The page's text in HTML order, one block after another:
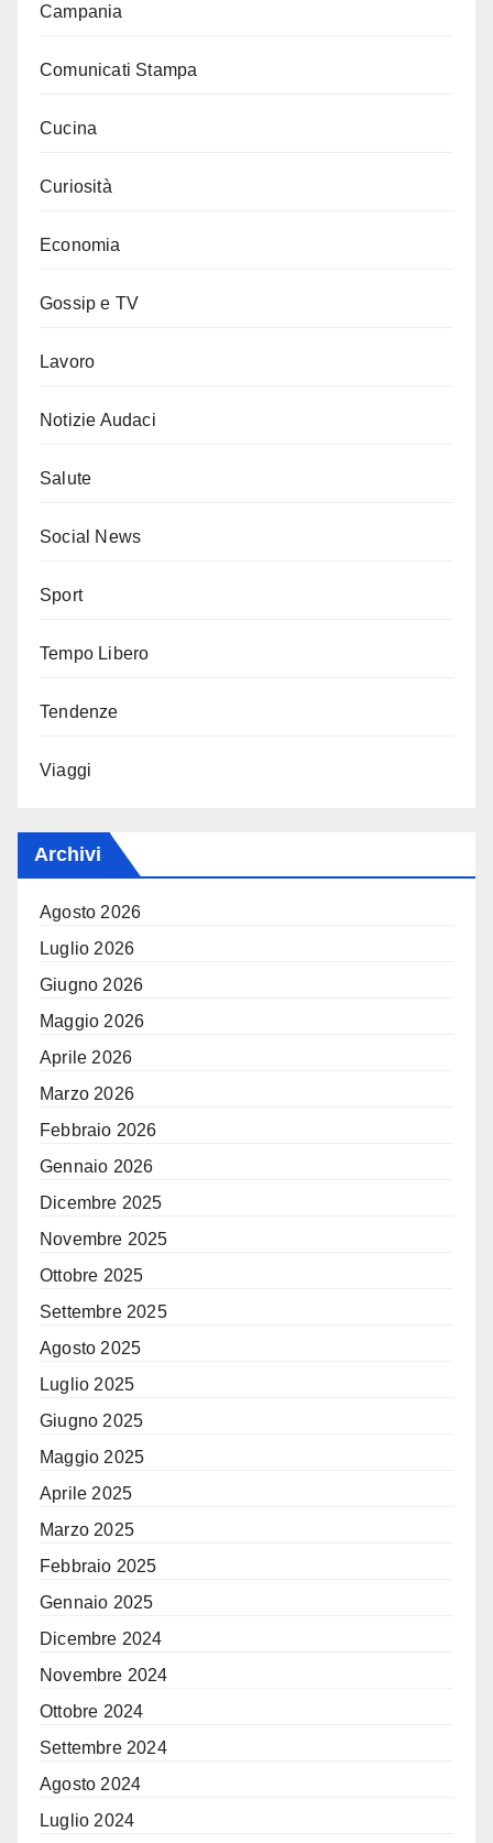
Campania
Comunicati Stampa
Cucina
Curiosità
Economia
Gossip e TV
Lavoro
Notizie Audaci
Salute
Social News
Sport
Tempo Libero
Tendenze
Viaggi
Archivi
Agosto 2026
Luglio 2026
Giugno 2026
Maggio 2026
Aprile 2026
Marzo 2026
Febbraio 2026
Gennaio 2026
Dicembre 2025
Novembre 2025
Ottobre 2025
Settembre 2025
Agosto 2025
Luglio 2025
Giugno 2025
Maggio 2025
Aprile 2025
Marzo 2025
Febbraio 2025
Gennaio 2025
Dicembre 2024
Novembre 2024
Ottobre 2024
Settembre 2024
Agosto 2024
Luglio 2024